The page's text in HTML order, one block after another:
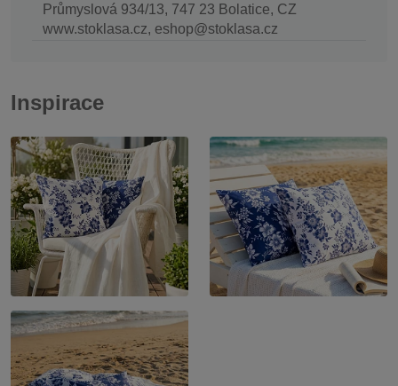
Průmyslová 934/13, 747 23 Bolatice, CZ
www.stoklasa.cz, eshop@stoklasa.cz
Inspirace